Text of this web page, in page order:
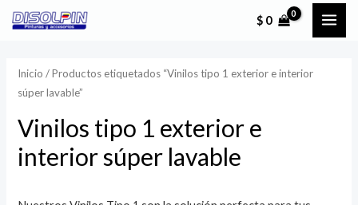
$0
Inicio / Productos etiquetados “Vinilos tipo 1 exterior e interior
súper lavable”
Vinilos tipo 1 exterior e
interior súper lavable